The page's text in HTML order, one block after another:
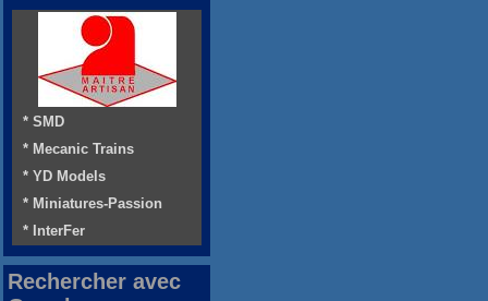
* SMD
* Mecanic Trains
* YD Models
* Miniatures-Passion
* InterFer
Rechercher avec